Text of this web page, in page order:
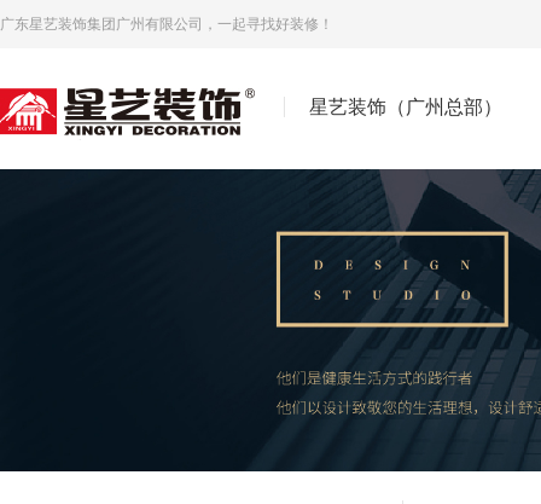
广东星艺装饰集团广州有限公司，一起寻找好装修！
星艺装饰（广州总部）